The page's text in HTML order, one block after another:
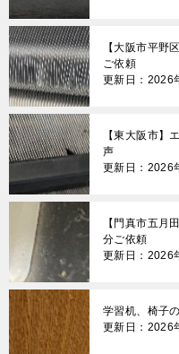
【大阪市平野
ご依頼
更新日：2026
【東大阪市
声
更新日：2026
【門真市五月
分ご依頼
更新日：2026
学習机、椅子
更新日：2026